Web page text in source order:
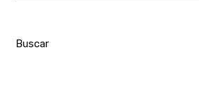
Buscar